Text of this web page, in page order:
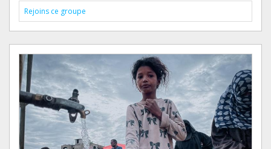
Rejoins ce groupe